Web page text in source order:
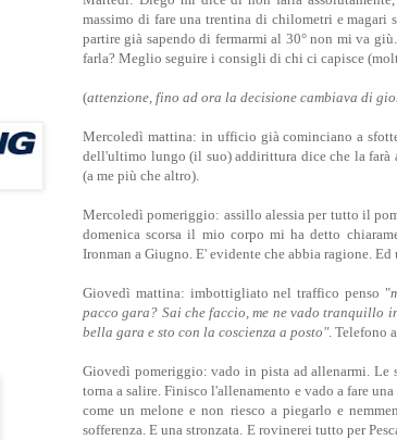
massimo di fare una trentina di chilometri e
partire già sapendo di fermarmi al 30° non mi va
farla? Meglio seguire i consigli di chi ci capisce
(attenzione, fino ad ora la decisione cambiava di
Mercoledì mattina: in ufficio già cominciano a
dell'ultimo lungo (il suo) addirittura dice che la farà
(a me più che altro).
Mercoledì pomeriggio: assillo alessia per tutto il
domenica scorsa il mio corpo mi ha detto
Ironman a Giugno. E' evidente che abbia ragione.
Giovedì mattina: imbottigliato nel traffico penso "
pacco gara? Sai che faccio, me ne vado tranquillo
bella gara e sto con la coscienza a posto". Telefono
Giovedì pomeriggio: vado in pista ad allenarmi. Le
torna a salire. Finisco l'allenamento e vado a fare
come un melone e non riesco a piegarlo e
sofferenza. E una stronzata. E rovinerei tutto per